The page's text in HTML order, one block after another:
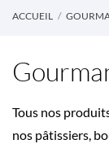
ACCUEIL
Tous nos
nos pâtissiers,